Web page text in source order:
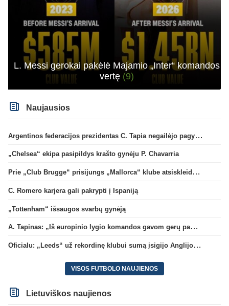
L. Messi gerokai pakėlė Majamio „Inter“ komandos
vertę (9)
Naujausios
Argentinos federacijos prezidentas C. Tapia negailėjo pagyrų G. Infantino
„Chelsea“ ekipa pasipildys krašto gynėju P. Chavarria
Prie „Club Brugge“ prisijungs „Mallorca“ klube atsiskleidęs J. Virgili
C. Romero karjera gali pakrypti į Ispaniją
„Tottenham“ išsaugos svarbų gynėją
A. Tapinas: „Iš europinio lygio komandos gavom gerų pamokų“
Oficialu: „Leeds“ už rekordinę klubui sumą įsigijo Anglijos rinktinės vartininką
VISOS FUTBOLO NAUJIENOS
Lietuviškos naujienos